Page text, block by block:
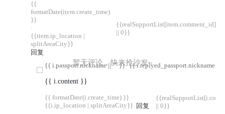
{{
formatDate(item.create_time)
}}
·
{{item.ip_location |
splitAreaCity}}
回复
{{realSupportList[item.comment_id]
|| 0}}
{{ i.passport.nickname || "" }} {{ i.replyed_passport.nickname ||
{{ i.content }}
{{ formatDate(i.create_time) }} ·
{{i.ip_location | splitAreaCity}} 回复
|| 0}}
暂无评论，快来抢沙发~